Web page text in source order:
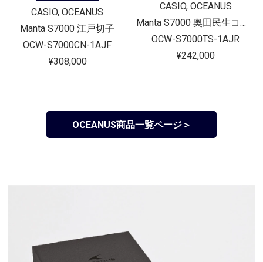
CASIO, OCEANUS
Manta S7000 江戸切子
OCW-S7000CN-1AJF
¥308,000
CASIO, OCEANUS
Manta S7000 奥田民生コラボ
OCW-S7000TS-1AJR
¥242,000
OCEANUS商品一覧ページ＞